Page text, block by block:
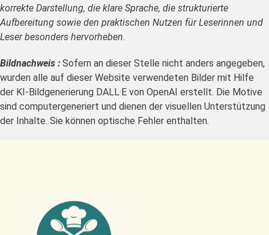
korrekte Darstellung, die klare Sprache, die strukturierte
Aufbereitung sowie den praktischen Nutzen für Leserinnen und
Leser besonders hervorheben.
Bildnachweis : Sofern an dieser Stelle nicht anders angegeben,
wurden alle auf dieser Website verwendeten Bilder mit Hilfe
der KI-Bildgenerierung DALL·E von OpenAI erstellt. Die Motive
sind computergeneriert und dienen der visuellen Unterstützung
der Inhalte. Sie können optische Fehler enthalten.